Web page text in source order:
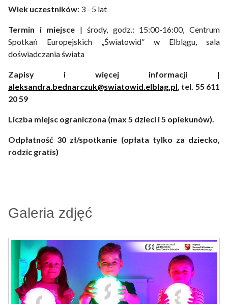
Wiek uczestników: 3 - 5 lat
Termin i miejsce | środy, godz.: 15:00-16:00, Centrum
Spotkań Europejskich „Światowid” w Elblągu, sala
doświadczania świata
Zapisy i więcej informacji |
aleksandra.bednarczuk@swiatowid.elblag.pl, tel. 55 611
20 59
Liczba miejsc ograniczona (max 5 dzieci i 5 opiekunów).
Odpłatność 30 zł/spotkanie (opłata tylko za dziecko,
rodzic gratis)
Galeria zdjęć